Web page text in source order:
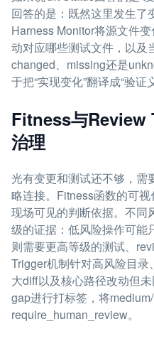
回答的是：既然这里发生了
Harness Monitor将源文件
动对应哪些测试文件，以及
changed、missing还是
于把“实现变化”翻译成“验证义
Fitness与Review
治理
光有变更和测试还不够，需
略连接。Fitness函数的可视
现场可见的判断依据。不同
级的证据：低风险操作可能
则需要更高等级的测试、
Trigger机制针对高风险目
大diff以及核心路径改动但
gap进行打标签，将
require_human_review。